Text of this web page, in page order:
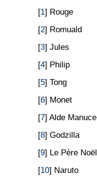
[1] Rouge
[2] Romuald
[3] Jules
[4] Philip
[5] Tong
[6] Monet
[7] Alde Manuce
[8] Godzilla
[9] Le Père Noël
[10] Naruto